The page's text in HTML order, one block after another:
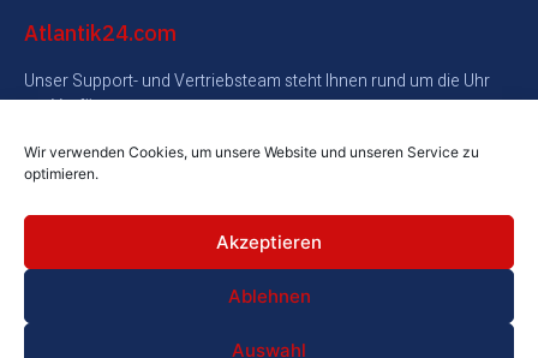
Wir verwenden Cookies, um unsere Website und unseren Service zu
optimieren.
Akzeptieren
Ablehnen
Auswahl
Atlantik24.com
Unser Support- und Vertriebsteam steht Ihnen rund um die Uhr
zur Verfügung.
+49-201-235757
Copyright © Atlantik24.com. Alle Rechte vorbehalten